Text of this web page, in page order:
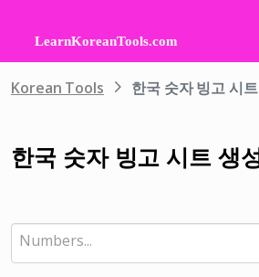
Korean Tools 한국 숫자 빙고 시
한국 숫자 빙고 시트 생